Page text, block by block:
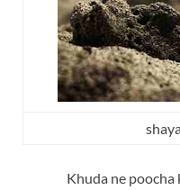
Khuda ne poocha